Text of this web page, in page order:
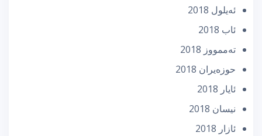
ئه‌یلول 2018
ئاب 2018
تەممووز 2018
حوزه‌یران 2018
ئایار 2018
نیسان 2018
ئازار 2018